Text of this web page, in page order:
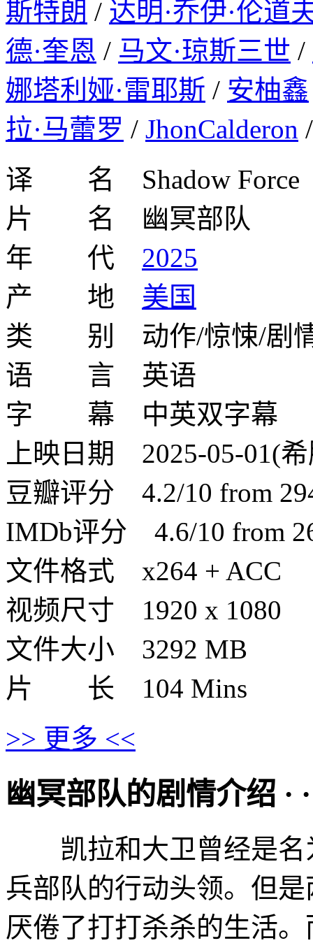
斯特朗 / 达明·乔伊·伦道
德·奎恩 / 马文·琼斯三世 /
娜塔利娅·雷耶斯 / 安柚鑫
拉·马蕾罗 / JhonCalderon
译 名 Shadow Force
片 名 幽冥部队
年 代 2025
产 地 美国
类 别 动作/惊悚/剧
语 言 英语
字 幕 中英双字幕
上映日期 2025-05-01(
豆瓣评分 4.2/10 from
IMDb评分 4.6/10 from
文件格式 x264 + ACC
视频尺寸 1920 x 1080
文件大小 3292 MB
片 长 104 Mins
>> 更多 <<
幽冥部队的剧情介绍 · ·
凯拉和大卫曾经是名
兵部队的行动头领。但
厌倦了打打杀杀的生活